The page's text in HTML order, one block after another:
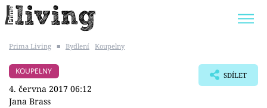
BYDLENÍ SLAVNÝCH
Prima Living ■ Bydlení Koupelny
KOUPELNY
4. června 2017 06:12
Jana Brass
SDÍLET